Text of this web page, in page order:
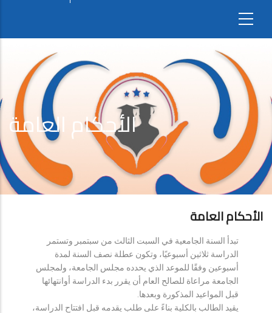
الأحكام العامة
الأحكام العامة
تبدأ السنة الجامعية في السبت الثالث من سبتمبر وتستمر
الدراسة ثلاثين أسبوعيًا، وتكون عطلة نصف السنة لمدة
أسبوعين وفقًا للموعد الذي يحدده مجلس الجامعة، ولمجلس
الجامعة مراعاة للصالح العام أن يقرر بدء الدراسة أوانتهائها
قبل المواعيد المذكورة وبعدها.
يقيد الطالب بالكلية بناءً على طلب يقدمه قبل افتتاح الدراسة،